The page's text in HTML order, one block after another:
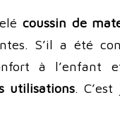
coussin de
S’il a été
à l’enfant
utilisations.